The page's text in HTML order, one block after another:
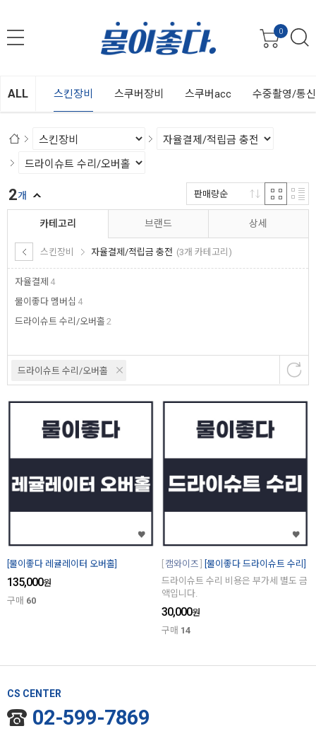
0
ALL 스킨장비 스쿠버장비 스쿠버acc 수중촬영/통
카테고리
스킨장비 자율결제/적립금 충전 (3개 카테고리)
자율결제 4
물이좋다 멤버십 4
드라이슈트 수리/오버홀 2
브랜드 상세
드라이슈트 수리/오버홀
2개 판매량순
[물이좋다 레귤레이터 오버홀]
135,000원
구매 60
캠와이즈
[물이좋다 드라이슈트 수리]
드라이슈트 수리 비용은 부가세 별도 금
액입니다.
30,000원
구매 14
CS CENTER
02-599-7869